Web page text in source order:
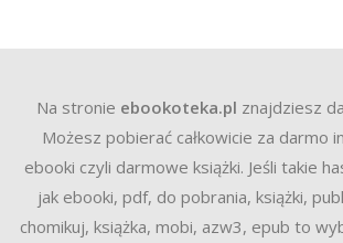
Na stronie ebookoteka.pl znajdziesz
Możesz pobierać całkowicie za darmo
ebooki czyli darmowe książki. Jeśli takie
jak ebooki, pdf, do pobrania, książki,
chomikuj, książka, mobi, azw3, epub to